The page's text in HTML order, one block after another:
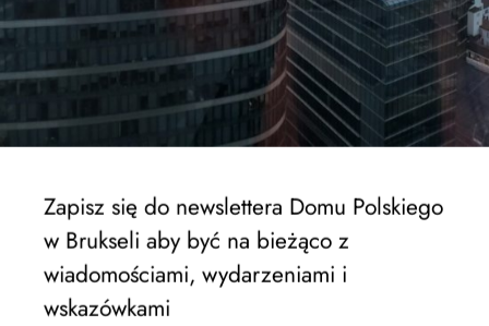
Fundacja Help Furaha [helpfuraha.org]
Zapisz się do newslettera Domu Polskiego
w Brukseli aby być na bieżąco z
wiadomościami, wydarzeniami i
wskazówkami